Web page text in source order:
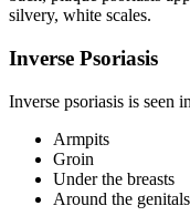
silvery, white scales.
Inverse Psoriasis
Inverse psoriasis is seen
Armpits
Groin
Under the breasts
Around the